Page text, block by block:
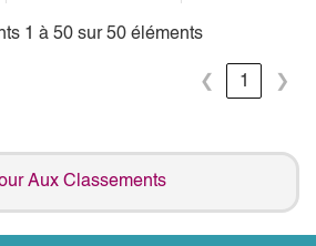
1 à 50 sur 50 éléments
❮ 1 ❯
Aux Classements